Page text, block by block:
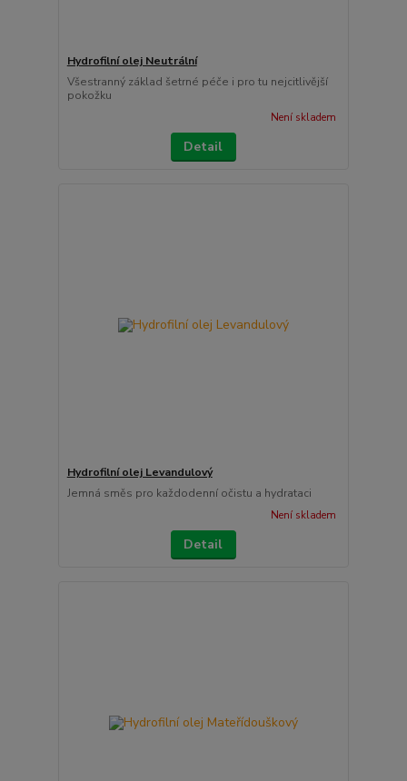
Hydrofilní olej Neutrální
Všestranný základ šetrné péče i pro tu nejcitlivější
pokožku
Není skladem
Detail
Hydrofilní olej Levandulový
Jemná směs pro každodenní očistu a hydrataci
Není skladem
Detail